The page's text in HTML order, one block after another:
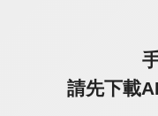
請先下載